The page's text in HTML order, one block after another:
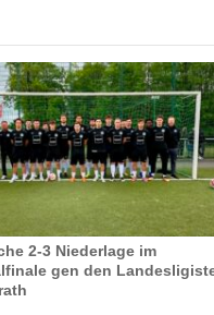
2-3 Niederlage im
gen den